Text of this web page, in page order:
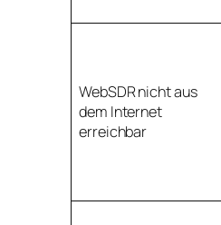
WebSDR nicht aus
dem Internet
erreichbar